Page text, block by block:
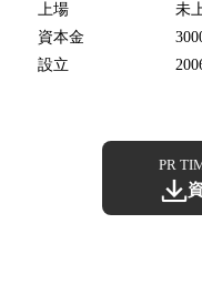
上場
未
資本金
設立
PR